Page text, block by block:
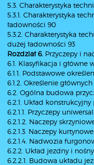
5.3. Charakterystyka
5.3.1. Charakterystyka
ładowności 90
5.3.2. Charakterystyka
dużej ładowności 93
Rozdział 6. Przyczepy i
6.1. Klasyfikacja i główne
6.1.1. Podstawowe
6.1.2. Określenie
6.2. Ogólna budowa
6.2.1. Układ
6.2.1.1. Przyczepy
6.2.1.2. Naczepy
6.2.1.3. Naczepy
6.2.1.4. Nadwozia
6.2.2. Układ jezdny i
6.2.2.1. Budowa układu